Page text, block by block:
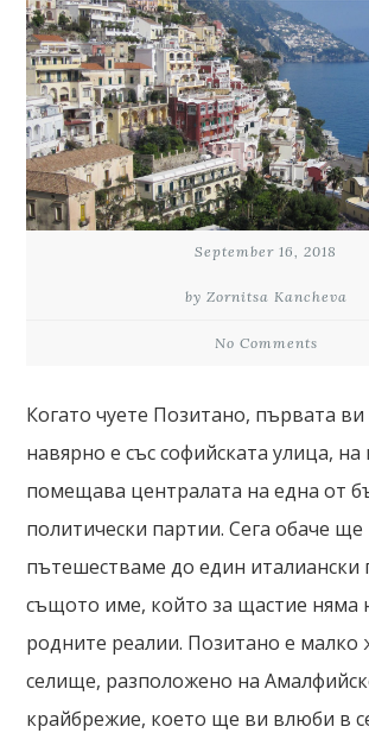
September 16, 2018
by Zornitsa Kancheva
No Comments
Когато чуете Позитано, първата
навярно е със софийската улица, на
помещава централата на една от
политически партии. Сега обаче ще
пътешестваме до един италиански
същото име, който за щастие
родните реалии. Позитано е малко
селище, разположено на
крайбрежие, което ще ви влюби в